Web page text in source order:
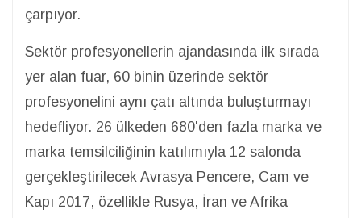
çarpıyor.
Sektör profesyonellerin ajandasında ilk sırada
yer alan fuar, 60 binin üzerinde sektör
profesyonelini aynı çatı altında buluşturmayı
hedefliyor. 26 ülkeden 680'den fazla marka ve
marka temsilciliğinin katılımıyla 12 salonda
gerçekleştirilecek Avrasya Pencere, Cam ve
Kapı 2017, özellikle Rusya, İran ve Afrika